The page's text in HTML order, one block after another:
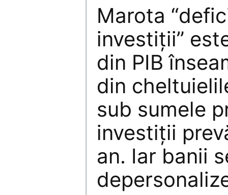
Marota
investiţii”
din PIB
din
sub sumele
investiţii
an. Iar banii